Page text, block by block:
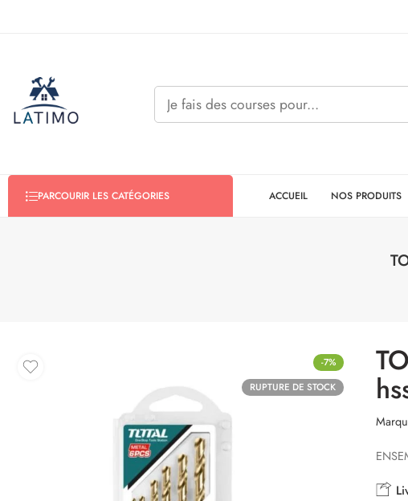
PARCOURIR LES CATÉGORIES ACCUEIL NOS PRODUITS
-7%
RUPTURE DE STOCK